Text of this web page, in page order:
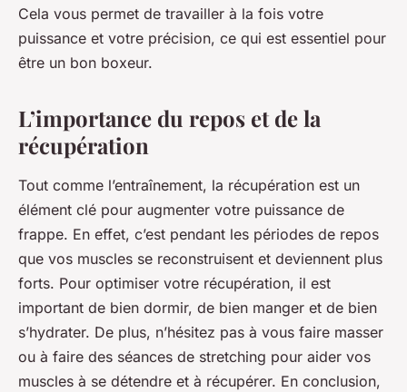
Cela vous permet de travailler à la fois votre
puissance et votre précision, ce qui est essentiel pour
être un bon boxeur.
L’importance du repos et de la
récupération
Tout comme l’entraînement, la récupération est un
élément clé pour augmenter votre puissance de
frappe. En effet, c’est pendant les périodes de repos
que vos muscles se reconstruisent et deviennent plus
forts. Pour optimiser votre récupération, il est
important de bien dormir, de bien manger et de bien
s’hydrater. De plus, n’hésitez pas à vous faire masser
ou à faire des séances de stretching pour aider vos
muscles à se détendre et à récupérer. En conclusion,